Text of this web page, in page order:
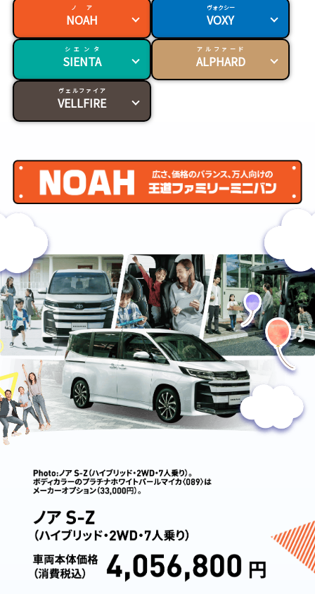
に
っ
決
手
こ
の?
NOAH
ノア
VOXY
ヴォクシー
SIENTA
シエンタ
ALPHARD
アルファード
VELLFIRE
ヴェルファイア
ノ
ア
さ、
価
格
の
バ
ラ
ン
ス、